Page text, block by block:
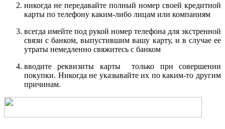
никогда не передавайте полный номер своей кредитной
карты по телефону каким-либо лицам или компаниям
всегда имейте под рукой номер телефона для экстренной
связи с банком, выпустившим вашу карту, и в случае ее
утраты немедленно свяжитесь с банком
вводите реквизиты карты только при совершении
покупки. Никогда не указывайте их по каким-то другим
причинам.